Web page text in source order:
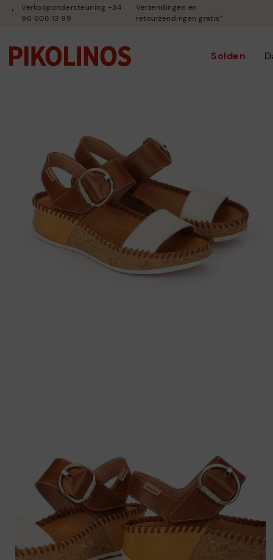
Verkoopondersteuning +34
96 606 13 99
Verzendingen en
retourzendingen gratis*
Solden